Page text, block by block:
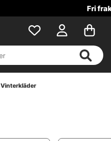
Vinterkläder